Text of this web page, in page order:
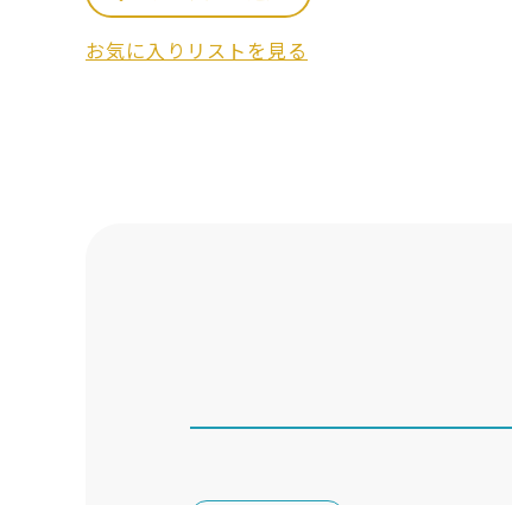
お気に入りリストを見る